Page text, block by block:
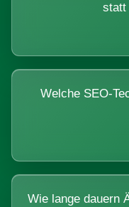
statt
Welche SEO-
Wie lange dauern